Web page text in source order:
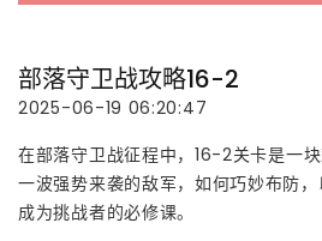
部落守卫战攻略16-2
2025-06-19 06:20:47
在部落守卫战征程中，16-2关卡是一
一波强势来袭的敌军，如何巧妙布防，
成为挑战者的必修课。